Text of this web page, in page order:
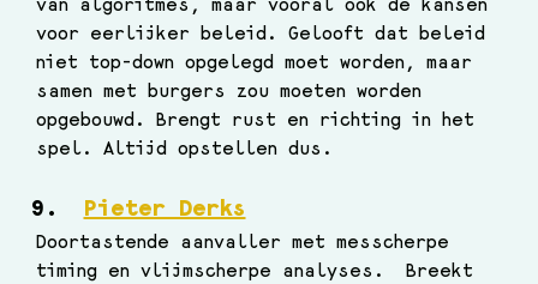
van algoritmes, maar vooral ook de kansen
voor eerlijker beleid. Gelooft dat beleid
niet top-down opgelegd moet worden, maar
samen met burgers zou moeten worden
opgebouwd. Brengt rust en richting in het
spel. Altijd opstellen dus.
Pieter Derks
Doortastende aanvaller met messcherpe
timing en vlijmscherpe analyses.  Breekt